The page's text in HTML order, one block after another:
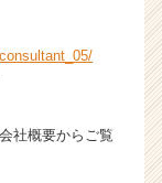
社概要からご覧